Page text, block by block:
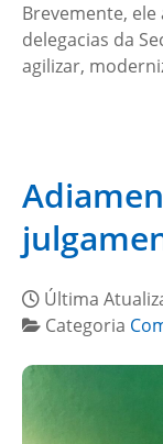
Brevemente,
delegacias da
agilizar,
Última
Categoria